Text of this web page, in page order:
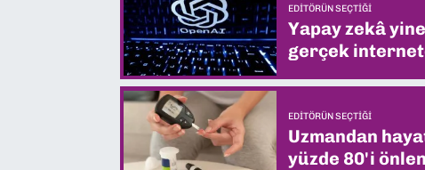
EDITÖRÜN SEÇTIĞI
Yapay zekâ
gerçek
EDITÖRÜN SEÇTIĞI
Uzmandan
yüzde 80'i